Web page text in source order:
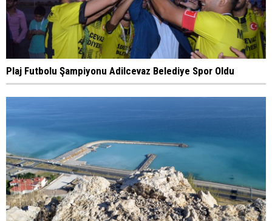
Plaj Futbolu Şampiyonu Adilcevaz Belediye Spor Oldu